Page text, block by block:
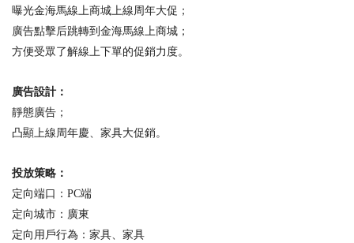
曝光金海馬線上商城上線周年大促 ；
廣告點擊后跳轉到金海馬線上商城 ；
方便受眾了解線上下單的促銷力度。
廣告設計：
靜態廣告；
凸顯上線周年慶、家具大促銷。
投放策略：
定向端口：PC端
定向城市：廣東
定向用戶行為：家具、家具